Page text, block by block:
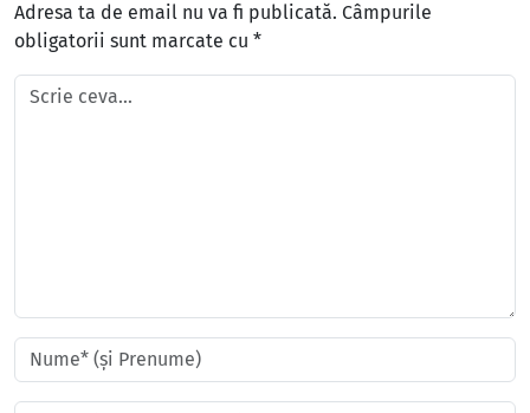
Adresa ta de email nu va fi publicată. Câmpurile
obligatorii sunt marcate cu *